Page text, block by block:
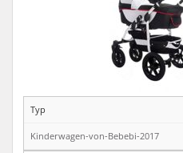
Typ
Kinderwagen-von-Bebebi-2017